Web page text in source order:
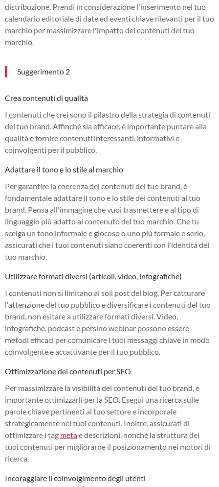
distribuzione. Prendi in considerazione l'inserimento nel tuo
calendario editoriale di date ed eventi chiave rilevanti per il tuo
marchio per massimizzare l'impatto dei contenuti del tuo
marchio.
Suggerimento 2
Crea contenuti di qualità
I contenuti che crei sono il pilastro della strategia di contenuti
del tuo brand. Affinché sia efficace, è importante puntare alla
qualità e fornire contenuti interessanti, informativi e
coinvolgenti per il pubblico.
Adattare il tono e lo stile al marchio
Per garantire la coerenza dei contenuti del tuo brand, è
fondamentale adattare il tono e lo stile dei contenuti al tuo
brand. Pensa all'immagine che vuoi trasmettere e al tipo di
linguaggio più adatto al contenuto del tuo marchio. Che tu
scelga un tono informale e giocoso o uno più formale e serio,
assicurati che i tuoi contenuti siano coerenti con l'identità del
tuo marchio.
Utilizzare formati diversi (articoli, video, infografiche)
I contenuti non si limitano ai soli post del blog. Per catturare
l'attenzione del tuo pubblico e diversificare i contenuti del tuo
brand, non esitare a utilizzare formati diversi. Video,
infografiche, podcast e persino webinar possono essere
metodi efficaci per comunicare i tuoi messaggi chiave in modo
coinvolgente e accattivante per il tuo pubblico.
Ottimizzazione dei contenuti per SEO
Per massimizzare la visibilità dei contenuti del tuo brand, è
importante ottimizzarli per la SEO. Esegui una ricerca sulle
parole chiave pertinenti al tuo settore e incorporale
strategicamente nei tuoi contenuti. Inoltre, assicurati di
ottimizzare i tag metae descrizioni, nonché la struttura dei
tuoi contenuti per migliorarne il posizionamento nei motori di
ricerca.
Incoraggiare il coinvolgimento degli utenti